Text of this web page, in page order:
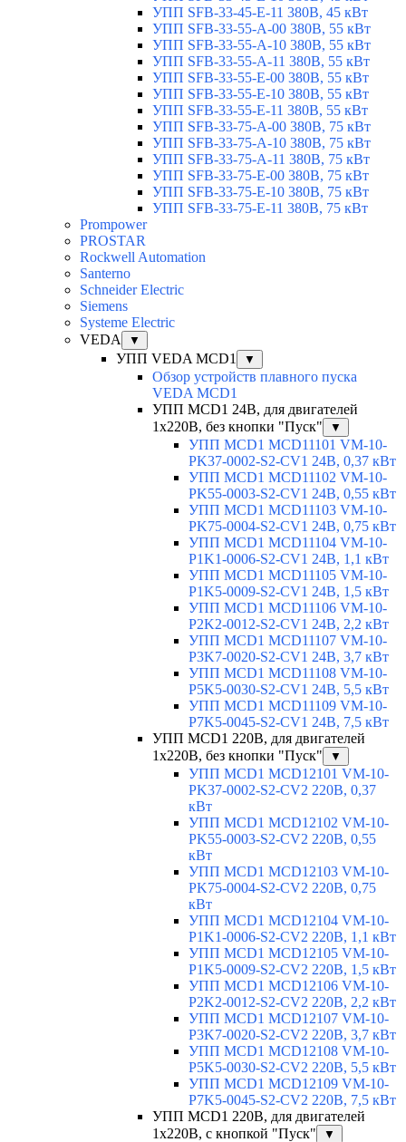
УПП SFB-33-45-E-11 380В, 45 кВт
УПП SFB-33-55-A-00 380В, 55 кВт
УПП SFB-33-55-A-10 380В, 55 кВт
УПП SFB-33-55-A-11 380В, 55 кВт
УПП SFB-33-55-E-00 380В, 55 кВт
УПП SFB-33-55-E-10 380В, 55 кВт
УПП SFB-33-55-E-11 380В, 55 кВт
УПП SFB-33-75-A-00 380В, 75 кВт
УПП SFB-33-75-A-10 380В, 75 кВт
УПП SFB-33-75-A-11 380В, 75 кВт
УПП SFB-33-75-E-00 380В, 75 кВт
УПП SFB-33-75-E-10 380В, 75 кВт
УПП SFB-33-75-E-11 380В, 75 кВт
Prompower
PROSTAR
Rockwell Automation
Santerno
Schneider Electric
Siemens
Systeme Electric
VEDA
▼
УПП VEDA MCD1 ▼
Обзор устройств плавного пуска
VEDA MCD1
УПП MCD1 24В, для двигателей
1х220В, без кнопки "Пуск"
▼
УПП MCD1 MCD11101 VM-10-
PK37-0002-S2-CV1 24В, 0,37 кВт
УПП MCD1 MCD11102 VM-10-
PK55-0003-S2-CV1 24В, 0,55 кВт
УПП MCD1 MCD11103 VM-10-
PK75-0004-S2-CV1 24В, 0,75 кВт
УПП MCD1 MCD11104 VM-10-
P1K1-0006-S2-CV1 24В, 1,1 кВт
УПП MCD1 MCD11105 VM-10-
P1K5-0009-S2-CV1 24В, 1,5 кВт
УПП MCD1 MCD11106 VM-10-
P2K2-0012-S2-CV1 24В, 2,2 кВт
УПП MCD1 MCD11107 VM-10-
P3K7-0020-S2-CV1 24В, 3,7 кВт
УПП MCD1 MCD11108 VM-10-
P5K5-0030-S2-CV1 24В, 5,5 кВт
УПП MCD1 MCD11109 VM-10-
P7K5-0045-S2-CV1 24В, 7,5 кВт
УПП MCD1 220В, для двигателей
1х220В, без кнопки "Пуск"
▼
УПП MCD1 MCD12101 VM-10-
PK37-0002-S2-CV2 220В, 0,37
кВт
УПП MCD1 MCD12102 VM-10-
PK55-0003-S2-CV2 220В, 0,55
кВт
УПП MCD1 MCD12103 VM-10-
PK75-0004-S2-CV2 220В, 0,75
кВт
УПП MCD1 MCD12104 VM-10-
P1K1-0006-S2-CV2 220В, 1,1 кВт
УПП MCD1 MCD12105 VM-10-
P1K5-0009-S2-CV2 220В, 1,5 кВт
УПП MCD1 MCD12106 VM-10-
P2K2-0012-S2-CV2 220В, 2,2 кВт
УПП MCD1 MCD12107 VM-10-
P3K7-0020-S2-CV2 220В, 3,7 кВт
УПП MCD1 MCD12108 VM-10-
P5K5-0030-S2-CV2 220В, 5,5 кВт
УПП MCD1 MCD12109 VM-10-
P7K5-0045-S2-CV2 220В, 7,5 кВт
УПП MCD1 220В, для двигателей
1х220В, с кнопкой "Пуск"
▼